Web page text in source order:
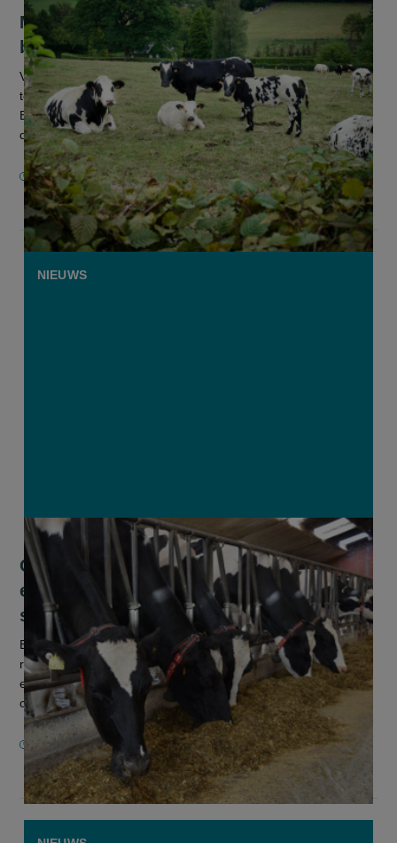
Methaan- en stikstofregels botsen en
blokkeren onnodig extra verduurzaming
Veehouders die stikstof willen reduceren via beweiding en
tegelijk methaan willen verminderen met het voederadditief
Bovaer, botsen op een regelconflict. Beide maatregelen zijn in
de huidige...
4 MAART 2026
Onderzoek WUR: kan lager
eiwitrantsoen melkvee helpen in
stikstofcrisis?
Een gematigde verlaging van het eiwitgehalte in een
runderrantsoen heeft nauwelijks invloed op de melkproductie
en voeropname. Dat tonen de eerste resultaten van
onderzoek aan de Wageningen...
2 MAART 2026
NIEUWS